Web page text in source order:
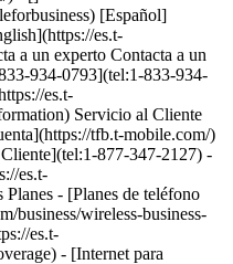
[Español]
es.t-
a un experto Contacta a un
934-0793](tel:1-833-934-
es.t-
Servicio al Cliente
tfb.t-mobile.com/)
877-347-2127) -
es.t-
- [Planes de teléfono
business/wireless-business-
es.t-
- [Internet para